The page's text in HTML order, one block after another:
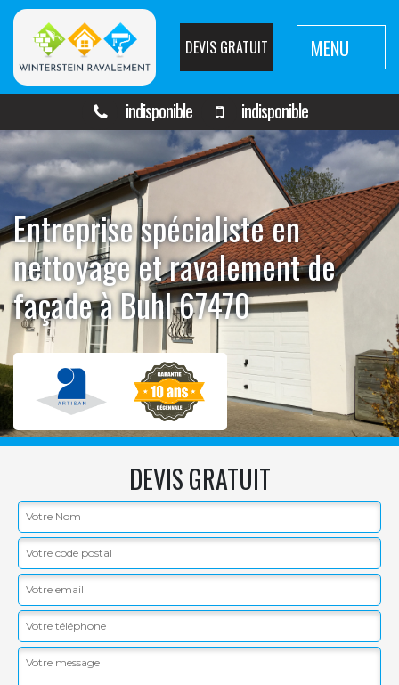
DEVIS GRATUIT MENU
indisponible indisponible
Entreprise spécialiste en
nettoyage et ravalement de
façade à Buhl 67470
DEVIS GRATUIT